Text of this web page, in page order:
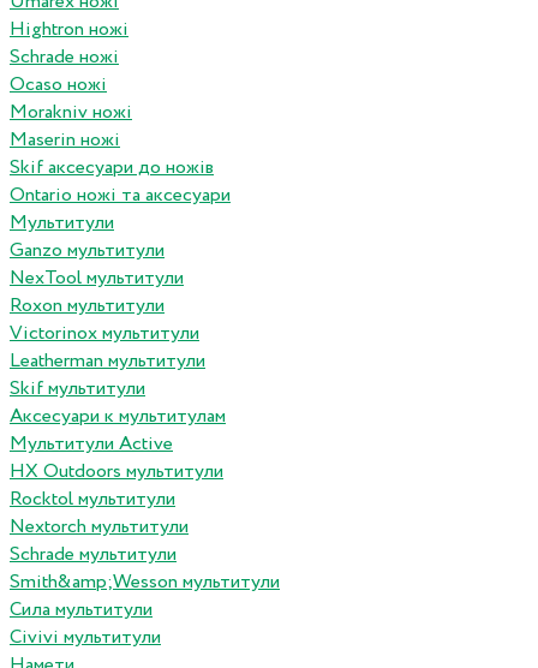
Hightron ножі
Schrade ножі
Ocaso ножі
Morakniv ножі
Maserin ножі
Skif аксесуари до ножів
Ontario ножі та аксесуари
Мультитули
Ganzo мультитули
NexTool мультитули
Roxon мультитули
Victorinox мультитули
Leatherman мультитули
Skif мультитули
Аксесуари к мультитулам
Мультитули Active
HX Outdoors мультитули
Rocktol мультитули
Nextorch мультитули
Schrade мультитули
Smith&amp;Wesson мультитули
Сила мультитули
Civivi мультитули